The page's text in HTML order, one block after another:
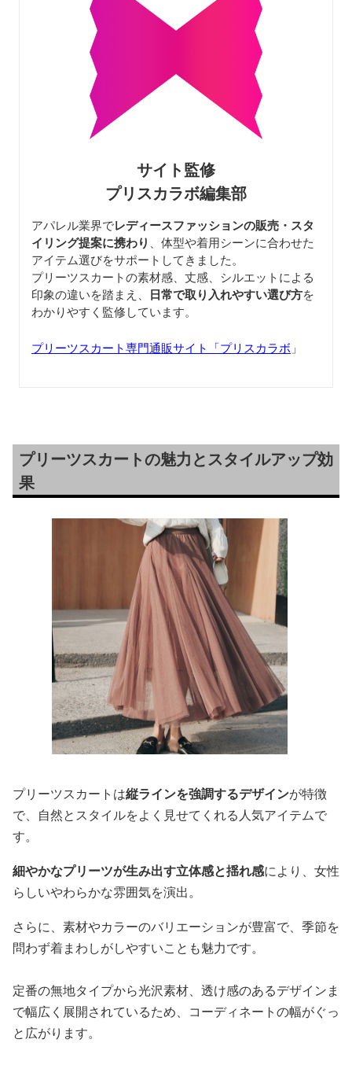
サイト監修
プリスカラボ編集部
アパレル業界でレディースファッションの販売・スタ
イリング提案に携わり
、体型や着用シーンに合わせた
アイテム選びをサポートしてきました。
プリーツスカートの素材感、丈感、シルエットによる
印象の違いを踏まえ、 日常で取り入れやすい選び方を
わかりやすく監修しています。
プリーツスカート専門通販サイト「プリスカラボ 」
プリーツスカートの魅力とスタイルアップ効
果
プリーツスカートは縦ラインを強調するデザインが特徴
で、自然とスタイルをよく見せてくれる人気アイテムで
す。
細やかなプリーツが生み出す立体感と揺れ感により、女性
らしいやわらかな雰囲気を演出。
さらに、素材やカラーのバリエーションが豊富で、季節を
問わず着まわしがしやすいことも魅力です。
定番の無地タイプから光沢素材、透け感のあるデザインま
で幅広く展開されているため、コーディネートの幅がぐっ
と広がります。